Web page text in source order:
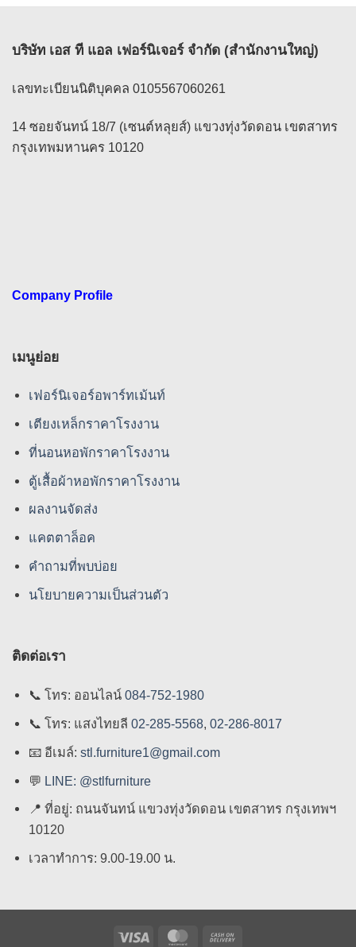
บริษัท เอส ที แอล เฟอร์นิเจอร์ จำกัด (สำนักงานใหญ่)
เลขทะเบียนนิติบุคคล 0105567060261
14 ซอยจันทน์ 18/7 (เซนต์หลุยส์) แขวงทุ่งวัดดอน เขตสาทร
กรุงเทพมหานคร 10120
Company Profile
เมนูย่อย
เฟอร์นิเจอร์อพาร์ทเม้นท์
เตียงเหล็กราคาโรงงาน
ที่นอนหอพักราคาโรงงาน
ตู้เสื้อผ้าหอพักราคาโรงงาน
ผลงานจัดส่ง
แคตตาล็อค
คําถามที่พบบ่อย
นโยบายความเป็นส่วนตัว
ติดต่อเรา
📞โทร: ออนไลน์084-752-1980
📞โทร: แสงไทยลี 02-285-5568,02-286-8017
📧 อีเมล์:stl.furniture1@gmail.com
💬 LINE: @stlfurniture
📍 ที่อยู่: ถนนจันทน์ แขวงทุ่งวัดดอน เขตสาทร กรุงเทพฯ
10120
เวลาทำการ: 9.00-19.00 น.
Visa MasterCard